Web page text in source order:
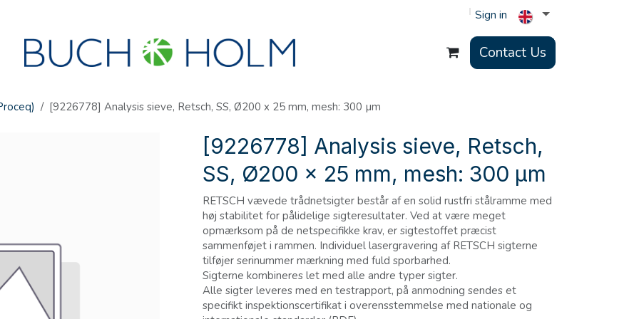
Sign in
Contact Us
[9226778] Analysis sieve, Retsch, SS, Ø200 x 25 mm, mesh: 300 µm
[9226778] Analysis sieve, Retsch,
SS, Ø200 x 25 mm, mesh: 300 µm
RETSCH vævede trådnetsigter består af en solid rustfri stålramme med
høj stabilitet for pålidelige sigteresultater. Ved at være meget
opmærksom på de netspecifikke krav, er sigtestoffet præcist
sammenføjet i rammen. Individuel lasergravering af RETSCH sigterne
tilføjer serinummer mærkning med fuld sporbarhed.
Sigterne kombineres let med alle andre typer sigter.
Alle sigter leveres med en testrapport, på anmodning sendes et
specifikt inspektionscertifikat i overensstemmelse med nationale og